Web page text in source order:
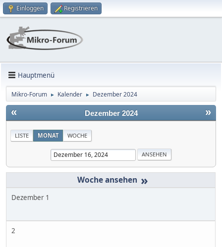
Einloggen Registrieren
Hauptmenü
Mikro-Forum ► Kalender ► Dezember 2024
« »
Dezember 2024
LISTE MONAT WOCHE
»
Dezember 1
2